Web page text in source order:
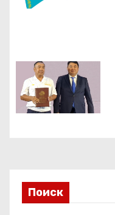
я
о
з
а
сПоиск